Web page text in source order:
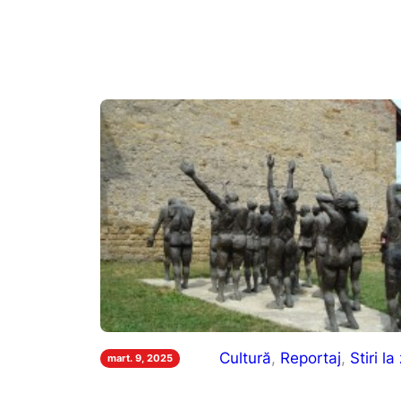
mart. 9, 2025 Cultură, Reportaj, Stiri la